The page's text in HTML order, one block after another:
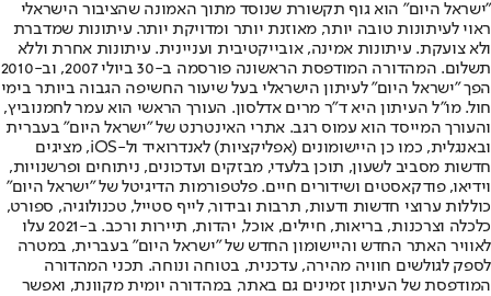
"ישראל היום" הוא גוף תקשורת שנוסד מתוך האמונה שהציבור הישראלי
ראוי לעיתונות טובה יותר, מאוזנת יותר ומדויקת יותר. עיתונות שמדברת
ולא צועקת. עיתונות אמינה, אובייקטיבית ועניינית. עיתונות אחרת וללא
תשלום. המהדורה המודפסת הראשונה פורסמה ב-30 ביולי 2007, וב-2010
הפך "ישראל היום" לעיתון הישראלי בעל שיעור החשיפה הגבוה ביותר בימי
חול. מו"ל העיתון היא ד"ר מרים אדלסון. העורך הראשי הוא עמר לחמנוביץ,
והעורך המייסד הוא עמוס רגב. אתרי האינטרנט של "ישראל היום" בעברית
ובאנגלית, כמו כן היישומונים (אפליקציות) לאנדרואיד ול-iOS, מציגים
חדשות מסביב לשעון, תוכן בלעדי, מבזקים ועדכונים, ניתוחים ופרשנויות,
וידיאו, פודקאסטים ושידורים חיים. פלטפורמות הדיגיטל של "ישראל היום"
כוללות ערוצי חדשות ודעות, תרבות ובידור, לייף סטייל, טכנולוגיה, ספורט,
כלכלה וצרכנות, בריאות, חיילים, אוכל, יהדות, תיירות ורכב. ב-2021 עלו
לאוויר האתר החדש והיישומון החדש של "ישראל היום" בעברית, במטרה
לספק לגולשים חוויה מהירה, עדכנית, בטוחה ונוחה. תכני המהדורה
המודפסת של העיתון זמינים גם באתר, במהדורה יומית מקוונת, ואפשר